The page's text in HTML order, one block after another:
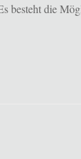
besteht die